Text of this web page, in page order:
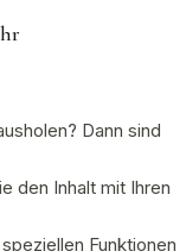
Dann sind
den Inhalt mit Ihren
Funktionen